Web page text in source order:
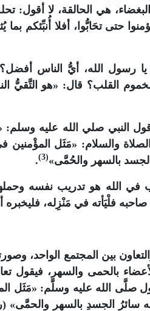
هي الحالقة، لا أقول:
حتى تحَابُّوا، أفلا أُنبِّئكم
رسول الله، أيُّ الناس
القلب؟ قال: «هو التَّقيُّ
النبي صلي الله عليه وسلم:
والسلام: «مَثَل المؤْمنين
بالسهر والحُمَّى»(3)
.
الله هو تدريب نفسه
فلْيَأته في مَنْزِله،
بين المجتمع الواحد،
بالحمى والسهر، فيقول
صلَّى الله عليه وسلَّم: «مَثَل
سائرُ الجسدِ بالسهر والحمَّى»